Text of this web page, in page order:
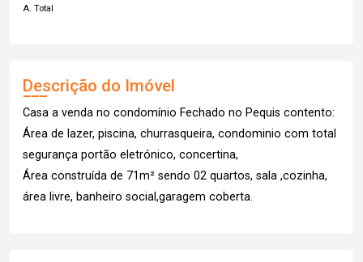
A. Total
Descrição do Imóvel
Casa a venda no condomínio Fechado no Pequis contento:
Área de lazer, piscina, churrasqueira, condominio com total
segurança portão eletrónico, concertina,
Área construída de 71m² sendo 02 quartos, sala ,cozinha,
área livre, banheiro social,garagem coberta.